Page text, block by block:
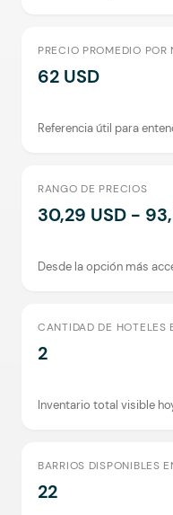
PRECIO PROMEDIO POR
62 USD
Referencia útil para
RANGO DE PRECIOS
30,29 USD -
Desde la opción más
CANTIDAD DE HOTELES
2
Inventario total visible
BARRIOS DISPONIBLES
22